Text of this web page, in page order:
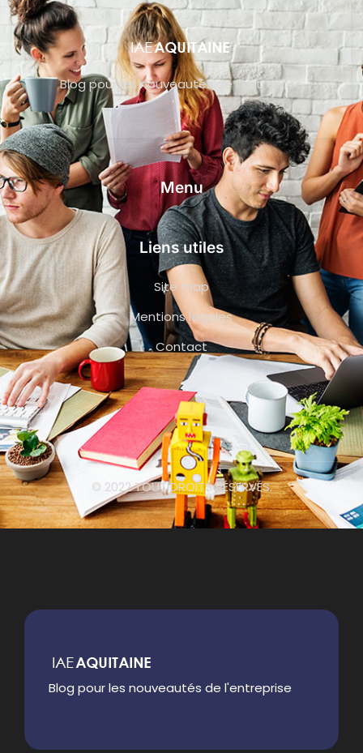
Blog pour les nouveautés de l’entreprise
Menu
Liens utiles
Site map
Mentions légales
Contact
© 2022 TOUT DROITS RÉSERVÉS.
Blog pour les nouveautés de l'entreprise